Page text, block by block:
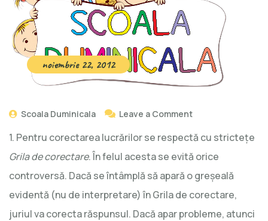
noiembrie 22, 2012
Scoala Duminicala Leave a Comment
1. Pentru corectarea lucrărilor se respectă cu stricteţe
Grila de corectare. În felul acesta se evită orice
controversă. Dacă se întâmplă să apară o greşeală
evidentă (nu de interpretare) în Grila de corectare,
juriul va corecta răspunsul. Dacă apar probleme, atunci